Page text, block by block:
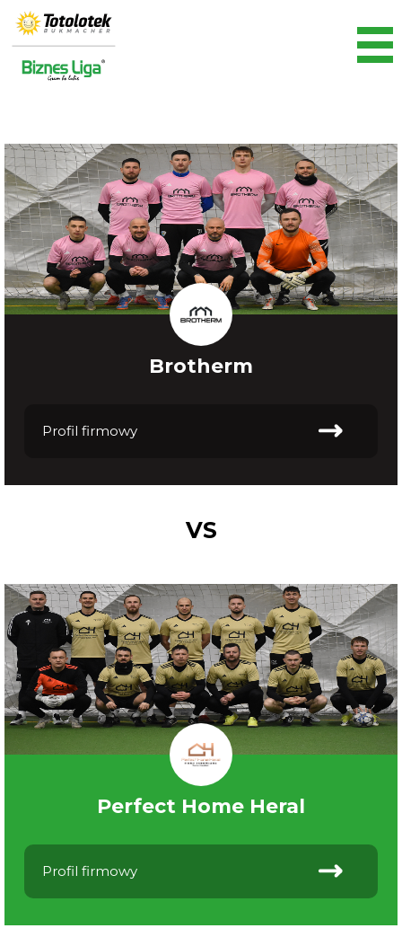
Brotherm
Profil firmowy
VS
Perfect Home Heral
Profil firmowy